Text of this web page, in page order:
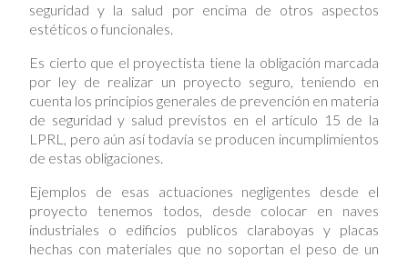
seguridad y la salud por encima de otros aspectos
estéticos o funcionales.
Es cierto que el proyectista tiene la obligación marcada
por ley de realizar un proyecto seguro, teniendo en
cuenta los principios generales de prevención en materia
de seguridad y salud previstos en el artículo 15 de la
LPRL, pero aún así todavía se producen incumplimientos
de estas obligaciones.
Ejemplos de esas actuaciones negligentes desde el
proyecto tenemos todos, desde colocar en naves
industriales o edificios publicos claraboyas y placas
hechas con materiales que no soportan el peso de un